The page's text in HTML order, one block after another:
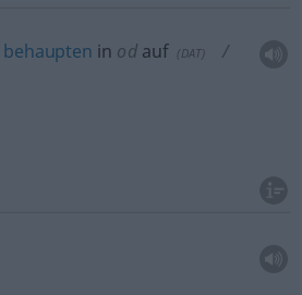
behaupten in odauf (DAT)